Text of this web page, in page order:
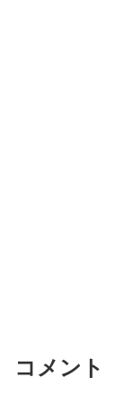
コメント